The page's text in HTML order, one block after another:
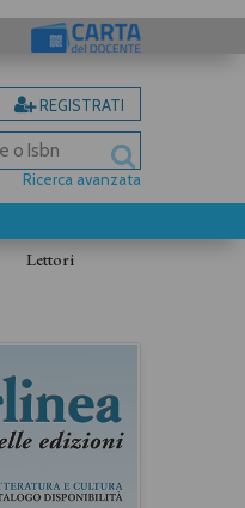
REGISTRATI
Ricerca avanzata
Lettori